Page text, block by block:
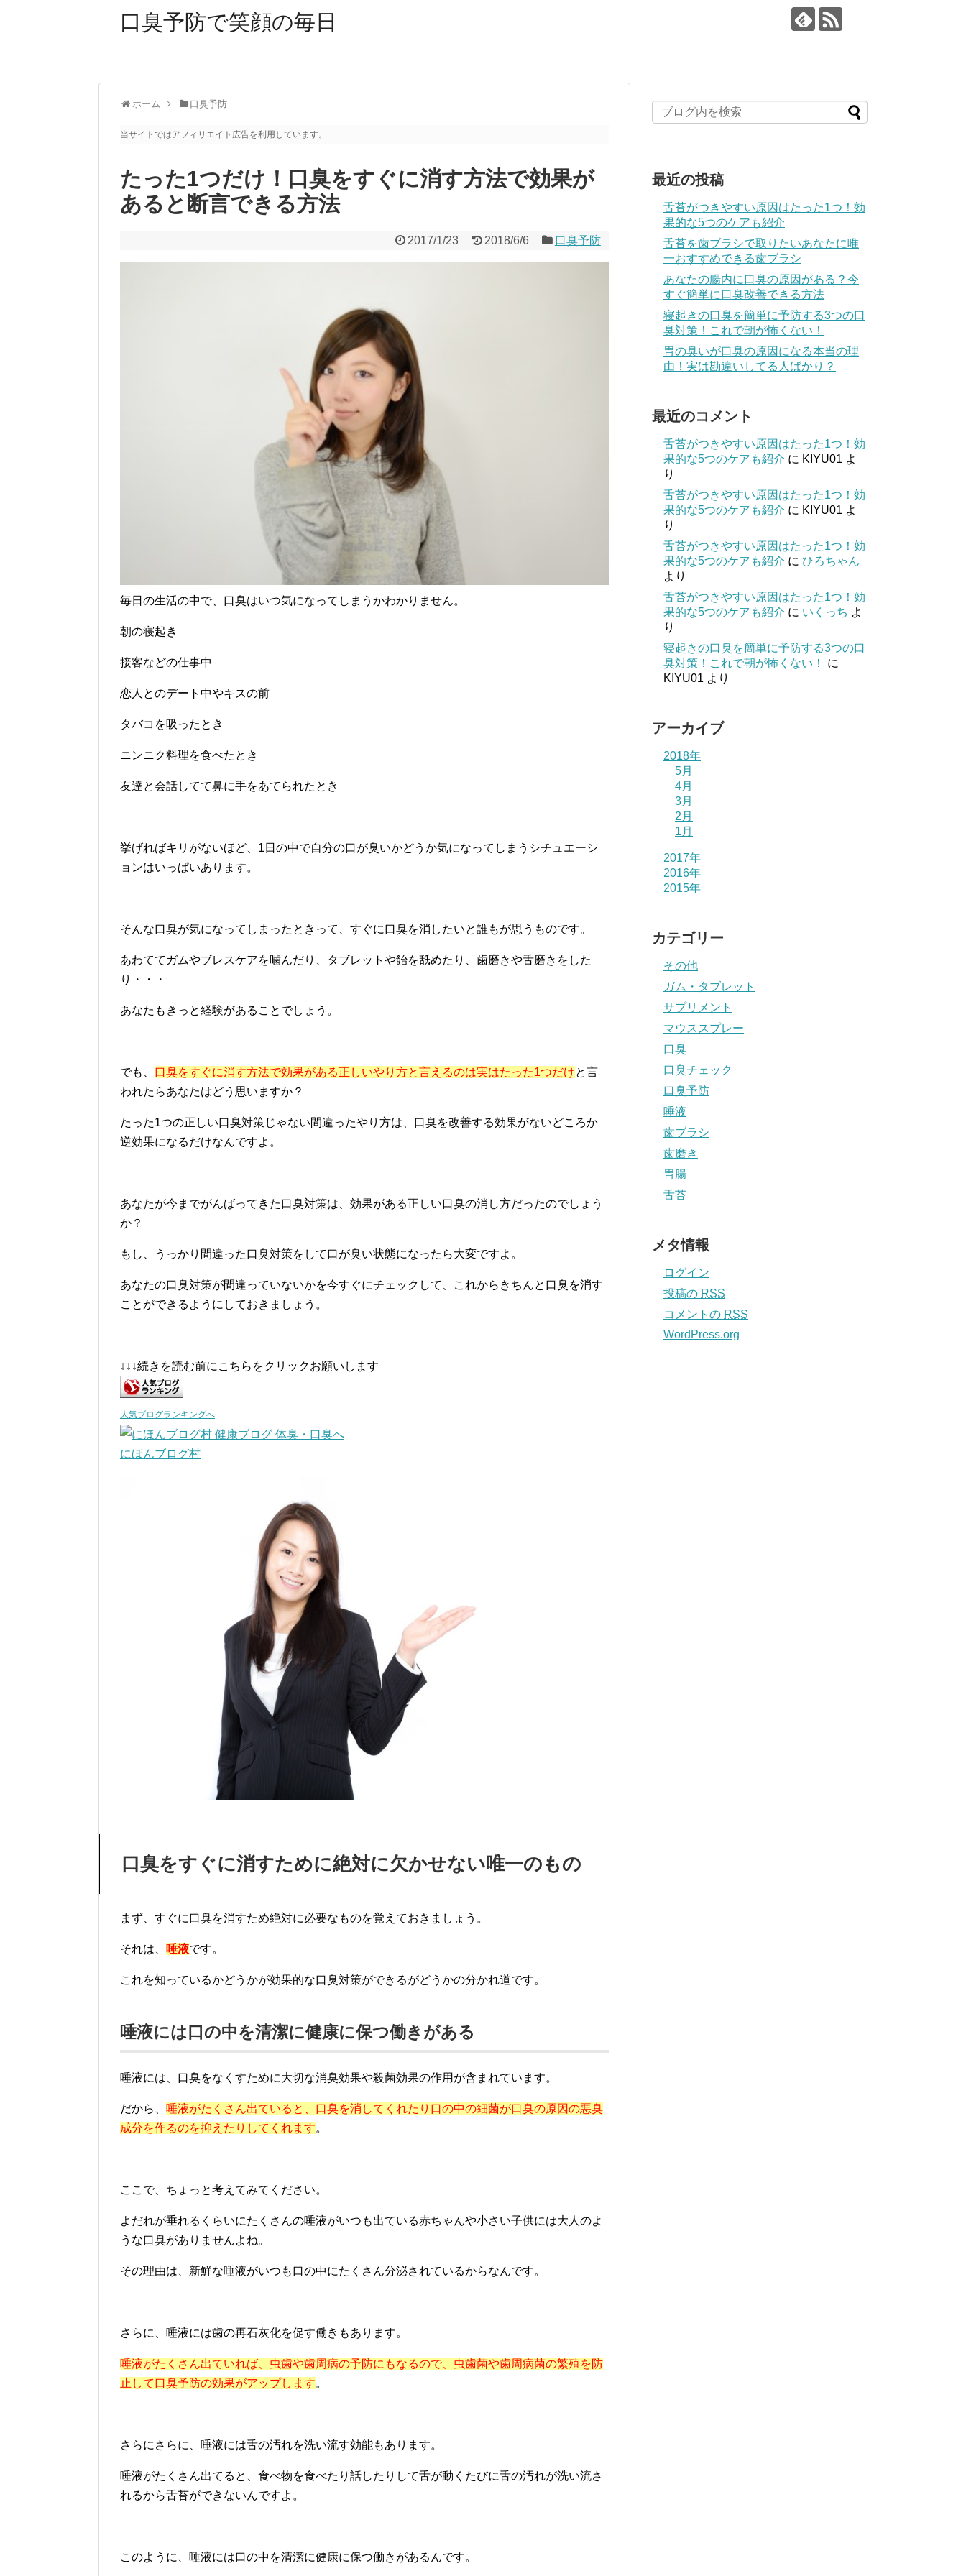
口臭予防で笑顔の毎日
ホーム 口臭予防
当サイトではアフィリエイト広告を利用しています。
たった1つだけ！口臭をすぐに消す方法で効果が
あると断言できる方法
2017/1/23 2018/6/6 口臭予防
毎日の生活の中で、口臭はいつ気になってしまうかわかりません。
朝の寝起き
接客などの仕事中
恋人とのデート中やキスの前
タバコを吸ったとき
ニンニク料理を食べたとき
友達と会話してて鼻に手をあてられたとき
挙げればキリがないほど、1日の中で自分の口が臭いかどうか気になってしまうシチュエーシ
ョンはいっぱいあります。
そんな口臭が気になってしまったときって、すぐに口臭を消したいと誰もが思うものです。
あわててガムやブレスケアを噛んだり、タブレットや飴を舐めたり、歯磨きや舌磨きをした
り・・・
あなたもきっと経験があることでしょう。
でも、 口臭をすぐに消す方法で効果がある正しいやり方と言えるのは実はたった1つだけと言
われたらあなたはどう思いますか？
たった1つの正しい口臭対策じゃない間違ったやり方は、口臭を改善する効果がないどころか
逆効果になるだけなんですよ。
あなたが今までがんばってきた口臭対策は、効果がある正しい口臭の消し方だったのでしょう
か？
もし、うっかり間違った口臭対策をして口が臭い状態になったら大変ですよ。
あなたの口臭対策が間違っていないかを今すぐにチェックして、これからきちんと口臭を消す
ことができるようにしておきましょう。
↓↓↓続きを読む前にこちらをクリックお願いします
人気ブログランキングへ
にほんブログ村
口臭をすぐに消すために絶対に欠かせない唯一のもの
まず、すぐに口臭を消すため絶対に必要なものを覚えておきましょう。
それは、 唾液です。
これを知っているかどうかが効果的な口臭対策ができるがどうかの分かれ道です。
唾液には口の中を清潔に健康に保つ働きがある
唾液には、口臭をなくすために大切な消臭効果や殺菌効果の作用が含まれています。
だから、 唾液がたくさん出ていると、口臭を消してくれたり口の中の細菌が口臭の原因の悪臭
成分を作るのを抑えたりしてくれます。
ここで、ちょっと考えてみてください。
よだれが垂れるくらいにたくさんの唾液がいつも出ている赤ちゃんや小さい子供には大人のよ
うな口臭がありませんよね。
その理由は、新鮮な唾液がいつも口の中にたくさん分泌されているからなんです。
さらに、唾液には歯の再石灰化を促す働きもあります。
唾液がたくさん出ていれば、虫歯や歯周病の予防にもなるので、虫歯菌や歯周病菌の繁殖を防
止して口臭予防の効果がアップします。
さらにさらに、唾液には舌の汚れを洗い流す効能もあります。
唾液がたくさん出てると、食べ物を食べたり話したりして舌が動くたびに舌の汚れが洗い流さ
れるから舌苔ができないんですよ。
このように、唾液には口の中を清潔に健康に保つ働きがあるんです。
最近の投稿
舌苔がつきやすい原因はたった1つ！効
果的な5つのケアも紹介
舌苔を歯ブラシで取りたいあなたに唯
一おすすめできる歯ブラシ
あなたの腸内に口臭の原因がある？今
すぐ簡単に口臭改善できる方法
寝起きの口臭を簡単に予防する3つの口
臭対策！これで朝が怖くない！
胃の臭いが口臭の原因になる本当の理
由！実は勘違いしてる人ばかり？
最近のコメント
舌苔がつきやすい原因はたった1つ！効
果的な5つのケアも紹介 に KIYU01 よ
り
舌苔がつきやすい原因はたった1つ！効
果的な5つのケアも紹介 に KIYU01 よ
り
舌苔がつきやすい原因はたった1つ！効
果的な5つのケアも紹介 に ひろちゃん
より
舌苔がつきやすい原因はたった1つ！効
果的な5つのケアも紹介 に いくっち よ
り
寝起きの口臭を簡単に予防する3つの口
臭対策！これで朝が怖くない！
に
KIYU01 より
アーカイブ
2018年
5月
4月
3月
2月
1月
2017年
2016年
2015年
カテゴリー
その他
ガム・タブレット
サプリメント
マウススプレー
口臭
口臭チェック
口臭予防
唾液
歯ブラシ
歯磨き
胃腸
舌苔
メタ情報
ログイン
投稿の RSS
コメントの RSS
WordPress.org